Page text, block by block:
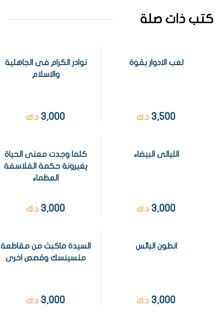
كتب ذات صلة
لعب الادوار بقوة
3,500 د.ك
نوادر الكرام فى الجاهلية
والاسلام
3,000 د.ك
الليالى البيضاء
3,000 د.ك
كلما وجدت معنى الحياة
يغيرونة حكمة الفلاسفة
العظماء
3,000 د.ك
انطون البائس
3,000 د.ك
السيدة ماكبث من مقاطعة
متسينسك وقصص اخرى
3,000 د.ك